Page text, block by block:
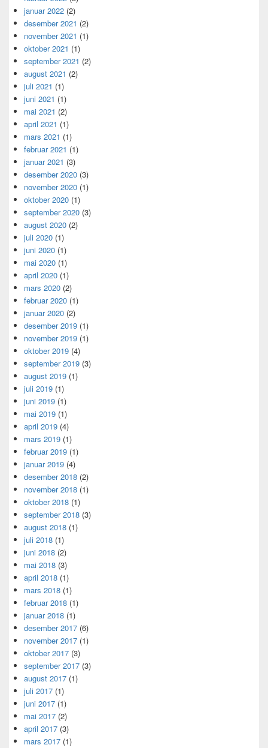
januar 2022 (2)
desember 2021 (2)
november 2021 (1)
oktober 2021 (1)
september 2021 (2)
august 2021 (2)
juli 2021 (1)
juni 2021 (1)
mai 2021 (2)
april 2021 (1)
mars 2021 (1)
februar 2021 (1)
januar 2021 (3)
desember 2020 (3)
november 2020 (1)
oktober 2020 (1)
september 2020 (3)
august 2020 (2)
juli 2020 (1)
juni 2020 (1)
mai 2020 (1)
april 2020 (1)
mars 2020 (2)
februar 2020 (1)
januar 2020 (2)
desember 2019 (1)
november 2019 (1)
oktober 2019 (4)
september 2019 (3)
august 2019 (1)
juli 2019 (1)
juni 2019 (1)
mai 2019 (1)
april 2019 (4)
mars 2019 (1)
februar 2019 (1)
januar 2019 (4)
desember 2018 (2)
november 2018 (1)
oktober 2018 (1)
september 2018 (3)
august 2018 (1)
juli 2018 (1)
juni 2018 (2)
mai 2018 (3)
april 2018 (1)
mars 2018 (1)
februar 2018 (1)
januar 2018 (1)
desember 2017 (6)
november 2017 (1)
oktober 2017 (3)
september 2017 (3)
august 2017 (1)
juli 2017 (1)
juni 2017 (1)
mai 2017 (2)
april 2017 (3)
mars 2017 (1)